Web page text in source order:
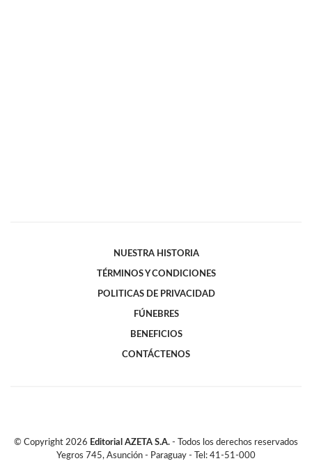
NUESTRA HISTORIA
TÉRMINOS Y CONDICIONES
POLITICAS DE PRIVACIDAD
FÚNEBRES
BENEFICIOS
CONTÁCTENOS
© Copyright 2026 Editorial AZETA S.A. - Todos los derechos reservados
Yegros 745, Asunción - Paraguay - Tel: 41-51-000